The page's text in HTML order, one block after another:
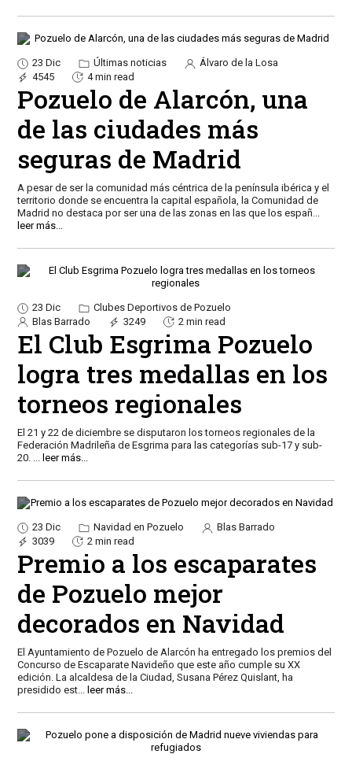
23 Dic Últimas noticias
Álvaro de la Losa
4545
4 min read
Pozuelo de Alarcón, una
de las ciudades más
seguras de Madrid
A pesar de ser la comunidad más céntrica de la península ibérica y el
territorio donde se encuentra la capital española, la Comunidad de
Madrid no destaca por ser una de las zonas en las que los españ...
leer más...
23 Dic
Clubes Deportivos de Pozuelo
Blas Barrado
3249 2 min read
El Club Esgrima Pozuelo
logra tres medallas en los
torneos regionales
El 21 y 22 de diciembre se disputaron los torneos regionales de la
Federación Madrileña de Esgrima para las categorías sub-17 y sub-
20. ... leer más...
23 Dic Navidad en Pozuelo
Blas Barrado
3039
2 min read
Premio a los escaparates
de Pozuelo mejor
decorados en Navidad
El Ayuntamiento de Pozuelo de Alarcón ha entregado los premios del
Concurso de Escaparate Navideño que este año cumple su XX
edición. La alcaldesa de la Ciudad, Susana Pérez Quislant, ha
presidido est... leer más...